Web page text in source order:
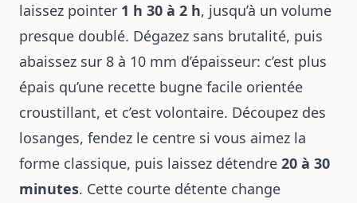
laissez pointer 1 h 30 à 2 h, jusqu’à un volume
presque doublé. Dégazez sans brutalité, puis
abaissez sur 8 à 10 mm d’épaisseur: c’est plus
épais qu’une recette bugne facile orientée
croustillant, et c’est volontaire. Découpez des
losanges, fendez le centre si vous aimez la
forme classique, puis laissez détendre 20 à 30
minutes. Cette courte détente change